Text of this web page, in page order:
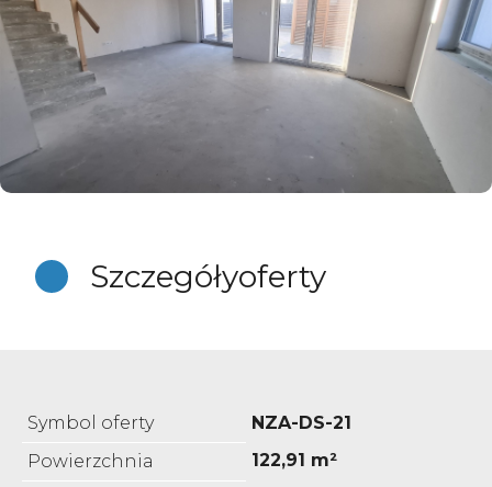
Szczegółyoferty
Symbol oferty
NZA-DS-21
Powierzchnia
122,91 m²